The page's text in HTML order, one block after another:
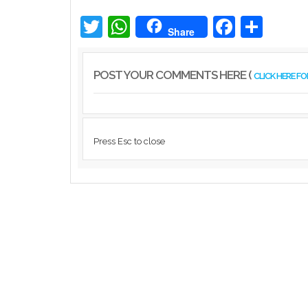
നീന്തല്‍ പരിശീലകന്‍ ആര്‍ രാജേഷിന്റെ മ...
Latest News
Twitter WhatsAppShare Facebook
POST YOUR COMMENTS HERE ( CLICK HERE
Press Esc to close